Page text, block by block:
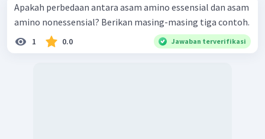
Apakah perbedaan antara asam amino essensial dan asam
amino nonessensial? Berikan masing-masing tiga contoh.
1 0.0 Jawaban terverifikasi